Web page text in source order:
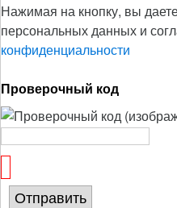
Нажимая на кнопку, вы
персональных данных и
конфиденциальности
Проверочный код
Отправить